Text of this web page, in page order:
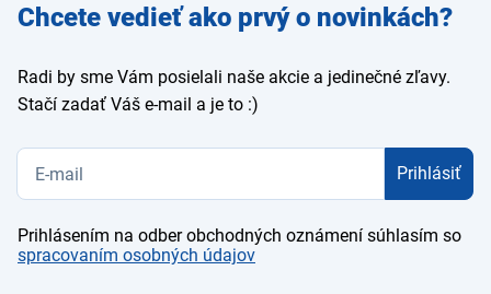
Zadajte
e-mail
Chcete vedieť ako prvý o novinkách?
Radi by sme Vám posielali naše akcie a jedinečné zľavy.
Stačí zadať Váš e-mail a je to :)
Prihlásiť
Prihlásením na odber obchodných oznámení súhlasím so
spracovaním osobných údajov